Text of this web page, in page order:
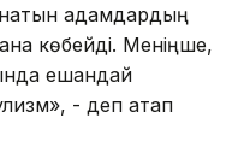
адамдардың
көбейді. Меніңше,
ешқандай
- деп атап